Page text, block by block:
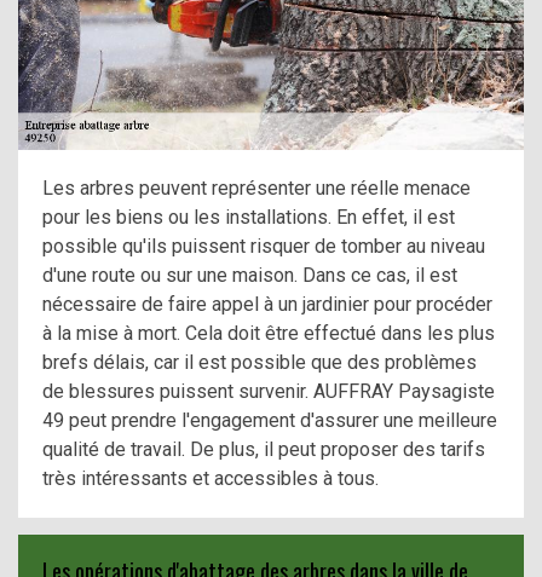
Les arbres peuvent représenter une réelle menace
pour les biens ou les installations. En effet, il est
possible qu'ils puissent risquer de tomber au niveau
d'une route ou sur une maison. Dans ce cas, il est
nécessaire de faire appel à un jardinier pour procéder
à la mise à mort. Cela doit être effectué dans les plus
brefs délais, car il est possible que des problèmes
de blessures puissent survenir. AUFFRAY Paysagiste
49 peut prendre l'engagement d'assurer une meilleure
qualité de travail. De plus, il peut proposer des tarifs
très intéressants et accessibles à tous.